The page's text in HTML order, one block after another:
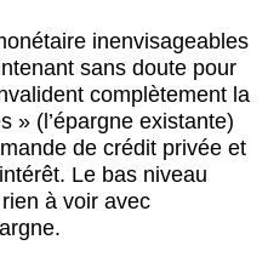
inenvisageables
sans doute pour
complètement la
» (l’épargne existante)
de crédit privée et
Le bas niveau
rien à voir avec